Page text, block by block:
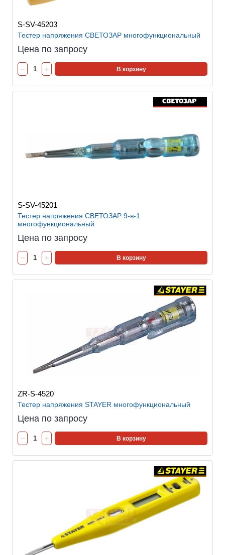
S-SV-45203
Тестер напряжения СВЕТОЗАР многофункциональный
Цена по запросу
В корзину
S-SV-45201
Тестер напряжения СВЕТОЗАР 9-в-1
многофункциональный
Цена по запросу
В корзину
ZR-S-4520
Тестер напряжения STAYER многофункциональный
Цена по запросу
В корзину